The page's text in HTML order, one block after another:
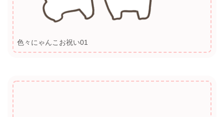
色々にゃんこお祝い01